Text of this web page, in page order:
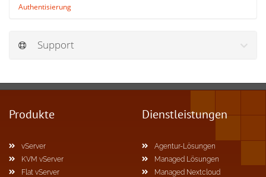
Authentisierung
Support
Produkte
vServer
KVM vServer
Flat vServer
Dienstleistungen
Agentur-Lösungen
Managed Lösungen
Managed Nextcloud